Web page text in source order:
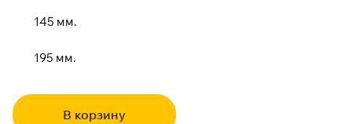
145 мм.
195 мм.
В корзину